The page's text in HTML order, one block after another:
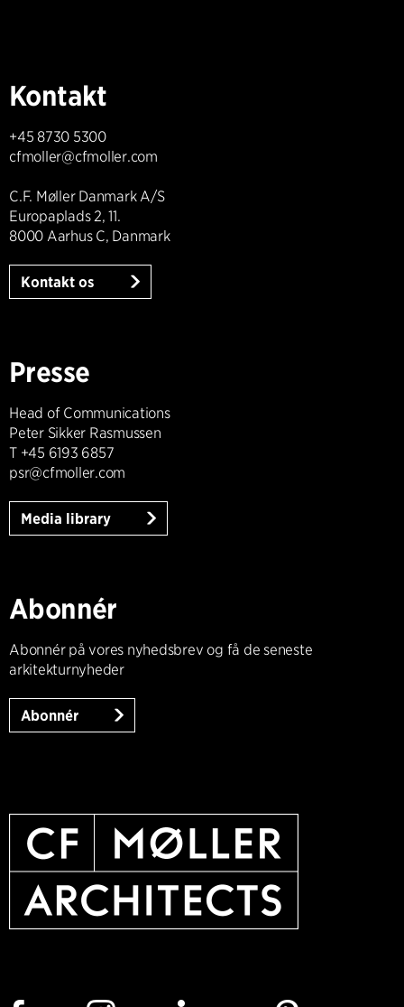
Kontakt
+45 8730 5300
cfmoller@cfmoller.com
C.F. Møller Danmark A/S
Europaplads 2, 11.
8000 Aarhus C, Danmark
Kontakt os
Presse
Head of Communications
Peter Sikker Rasmussen
T +45 6193 6857
psr@cfmoller.com
Media library
Abonnér
Abonnér på vores nyhedsbrev og få de seneste
arkitekturnyheder
Abonnér